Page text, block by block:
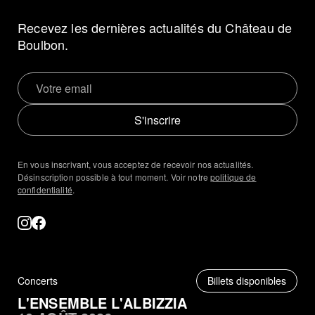
Recevez les dernières actualités du Château de
Boulbon.
S'inscrire
En vous inscrivant, vous acceptez de recevoir nos actualités.
Désinscription possible à tout moment. Voir notre politique de
confidentialité.
Concerts Billets disponibles
L'ENSEMBLE L'ALBIZZIA